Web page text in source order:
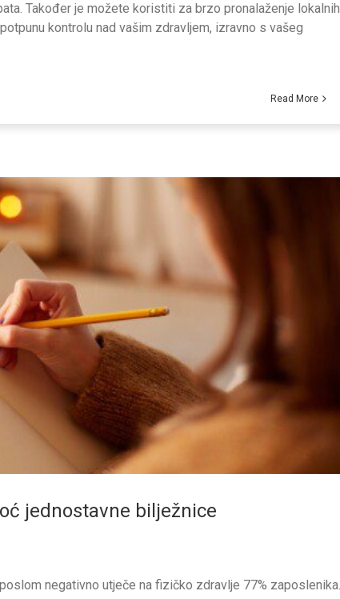
Također je možete koristiti za brzo pronalaženje lokalnih
kontrolu nad vašim zdravljem, izravno s vašeg
Read More
jednostavne bilježnice
negativno utječe na fizičko zdravlje 77% zaposlenika.